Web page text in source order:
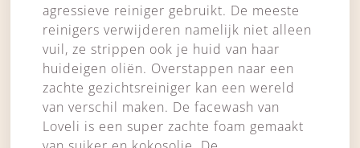
agressieve reiniger gebruikt. De meeste
reinigers verwijderen namelijk niet alleen
vuil, ze strippen ook je huid van haar
huideigen oliën. Overstappen naar een
zachte gezichtsreiniger kan een wereld
van verschil maken. De facewash van
Loveli is een super zachte foam gemaakt